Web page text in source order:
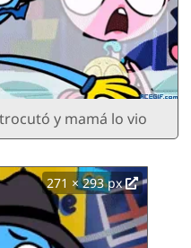
y mamá lo vio
271 × 293 px